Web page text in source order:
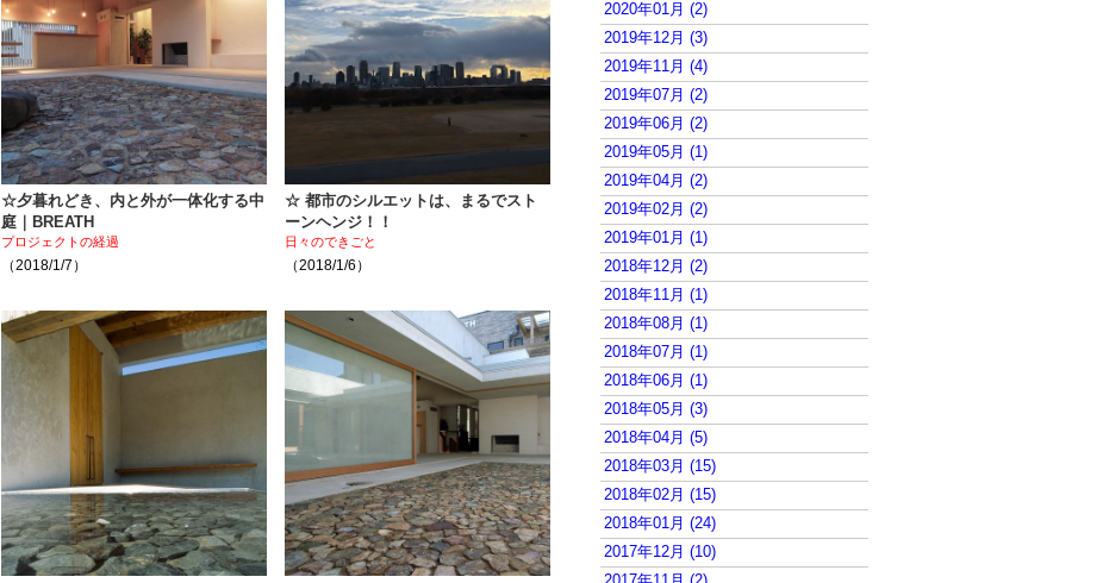
☆夕暮れどき、内と外が一体化する中
庭｜BREATH
プロジェクトの経過
（2018/1/7）
☆ 都市のシルエットは、まるでスト
ーンヘンジ！！
日々のできごと
（2018/1/6）
2020年01月 (2)
2019年12月 (3)
2019年11月 (4)
2019年07月 (2)
2019年06月 (2)
2019年05月 (1)
2019年04月 (2)
2019年02月 (2)
2019年01月 (1)
2018年12月 (2)
2018年11月 (1)
2018年08月 (1)
2018年07月 (1)
2018年06月 (1)
2018年05月 (3)
2018年04月 (5)
2018年03月 (15)
2018年02月 (15)
2018年01月 (24)
2017年12月 (10)